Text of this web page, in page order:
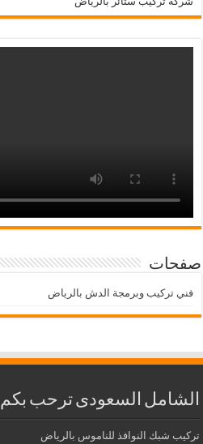
صفحات
فني تركيب وبرمجة الدش بالرياض
الشامل السعودى ترحب بكم
تركيب شبك النوافذ للناموس بالرياض